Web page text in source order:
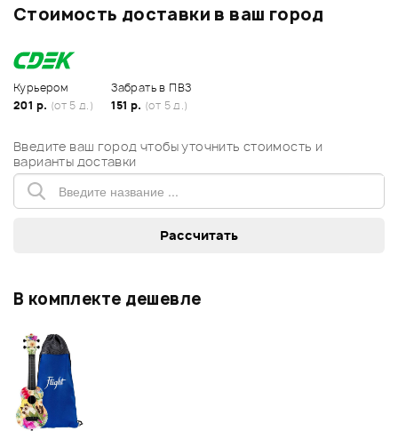
Стоимость доставки в ваш город
Курьером
201 р. (от 5 д.)
Забрать в ПВЗ
151 р. (от 5 д.)
Введите ваш город чтобы уточнить стоимость и
варианты доставки
В комплекте дешевле